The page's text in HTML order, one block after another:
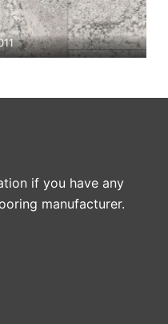
if you have any
manufacturer.